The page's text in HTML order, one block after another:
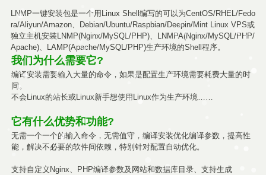
LNMP一键安装包是一个用Linux Shell编写的可以为CentOS/RHEL/Fedo
ra/Aliyun/Amazon、Debian/Ubuntu/Raspbian/Deepin/Mint Linux VPS或
独立主机安装LNMP(Nginx/MySQL/PHP)、LNMPA(Nginx/MySQL/PHP/
Apache)、LAMP(Apache/MySQL/PHP)生产环境的Shell程序。
我们为什么需要它?
编译安装需要输入大量的命令，如果是配置生产环境需要耗费大量的时
间。
不会Linux的站长或Linux新手想使用Linux作为生产环境……
它有什么优势和功能?
无需一个一个的输入命令，无需值守，编译安装优化编译参数，提高性
能，解决不必要的软件间依赖，特别针对配置自动优化。
支持自定义Nginx、PHP编译参数及网站和数据库目录、支持生成